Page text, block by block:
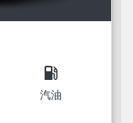
local_gas_station
汽油